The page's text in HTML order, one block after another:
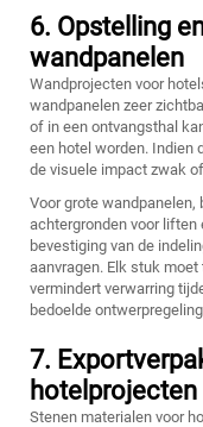
6. Opstelling
wandpanelen
Wandprojecten voor
wandpanelen zeer
of in een ontvangsthal
een hotel worden. Indien
de visuele impact zwak
Voor grote
achtergronden voor
bevestiging van de
aanvragen. Elk stuk
vermindert verwarring
bedoelde
7.
hotelprojecten
Stenen materialen voor